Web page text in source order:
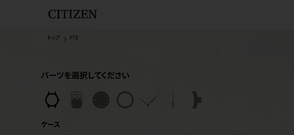
トップ FTS
パーツを選択してください
ケース